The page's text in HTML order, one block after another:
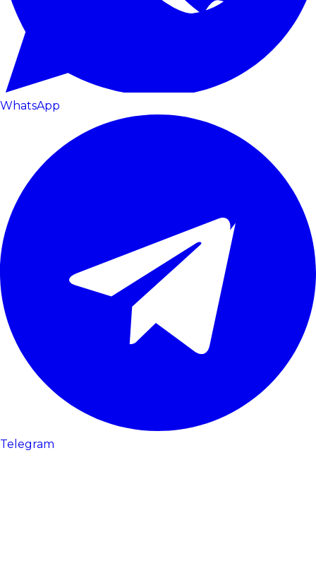
WhatsApp
Telegram